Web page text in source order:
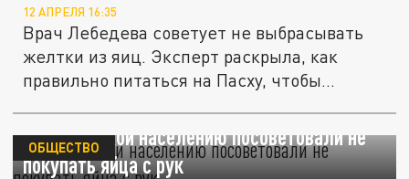
12 АПРЕЛЯ 16:35
Врач Лебедева советует не выбрасывать
желтки из яиц. Эксперт раскрыла, как
правильно питаться на Пасху, чтобы...
Перед Пасхой населению посоветовали не
покупать яйца с рук
ОБЩЕСТВО